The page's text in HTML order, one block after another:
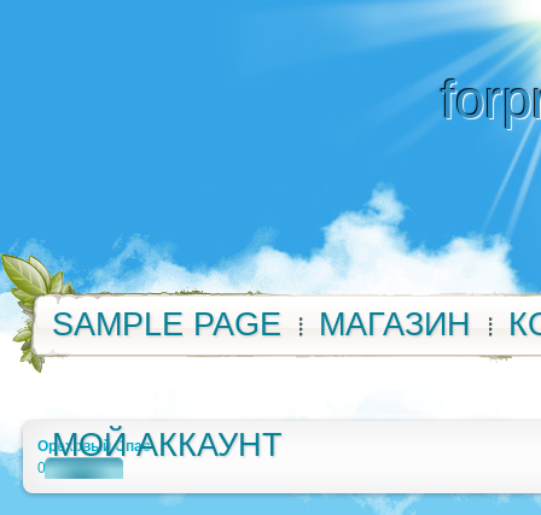
SAMPLE PAGE МАГАЗИН
МОЙ АККАУНТ
Ореховый Спас
0